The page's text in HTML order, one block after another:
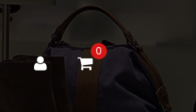
0